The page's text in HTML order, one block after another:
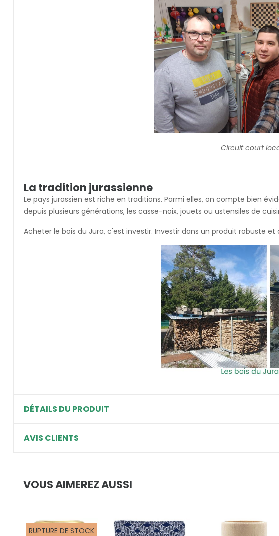
Circuit court
La tradition jurassienne
Le pays jurassien est riche en traditions. Parmi elles, on compte bien
depuis plusieurs générations, les casse-noix, jouets ou ustensiles de
Acheter le bois du Jura, c'est investir. Investir dans un produit robuste
DÉTAILS DU PRODUIT
AVIS CLIENTS
VOUS AIMEREZ AUSSI
RUPTURE DE STOCK